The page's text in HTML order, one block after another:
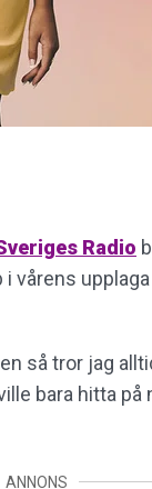
Radio
vårens
så tror jag
bara hitta
ANNONS